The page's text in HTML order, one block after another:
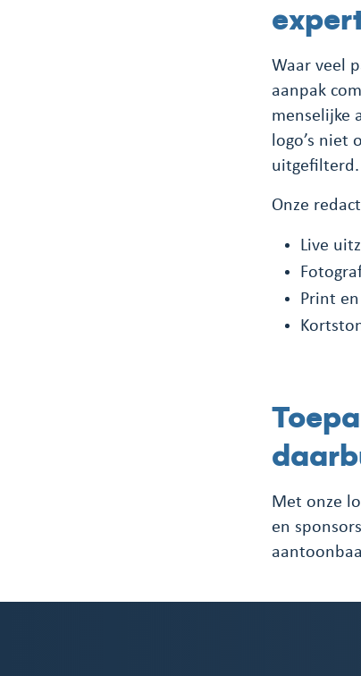
Waar veel
aanpak
menselijke
logo’s niet
uitgefilterd.
Onze
Live
Print
Met onze
en